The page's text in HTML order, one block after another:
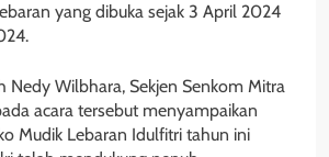
yang dibuka sejak 3 April 2024
Nedy Wilbhara, Sekjen Senkom Mitra
acara tersebut menyampaikan
Mudik Lebaran Idulfitri tahun ini